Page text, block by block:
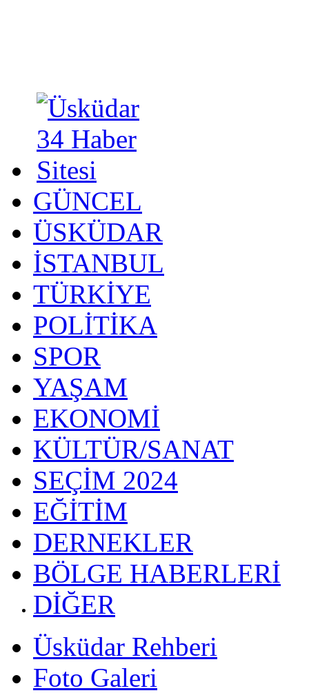
GÜNCEL
ÜSKÜDAR
İSTANBUL
TÜRKİYE
POLİTİKA
SPOR
YAŞAM
EKONOMİ
KÜLTÜR/SANAT
SEÇİM 2024
EĞİTİM
DERNEKLER
BÖLGE HABERLERİ
DİĞER
Üsküdar Rehberi
Foto Galeri